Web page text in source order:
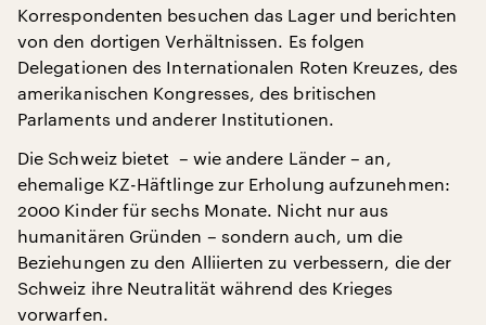
Korrespondenten besuchen das Lager und berichten
von den dortigen Verhältnissen. Es folgen
Delegationen des Internationalen Roten Kreuzes, des
amerikanischen Kongresses, des britischen
Parlaments und anderer Institutionen.
Die Schweiz bietet – wie andere Länder – an,
ehemalige KZ-Häftlinge zur Erholung aufzunehmen:
2000 Kinder für sechs Monate. Nicht nur aus
humanitären Gründen – sondern auch, um die
Beziehungen zu den Alliierten zu verbessern, die der
Schweiz ihre Neutralität während des Krieges
vorwarfen.